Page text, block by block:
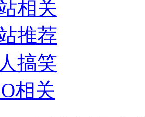
相关
推荐
搞笑
相关